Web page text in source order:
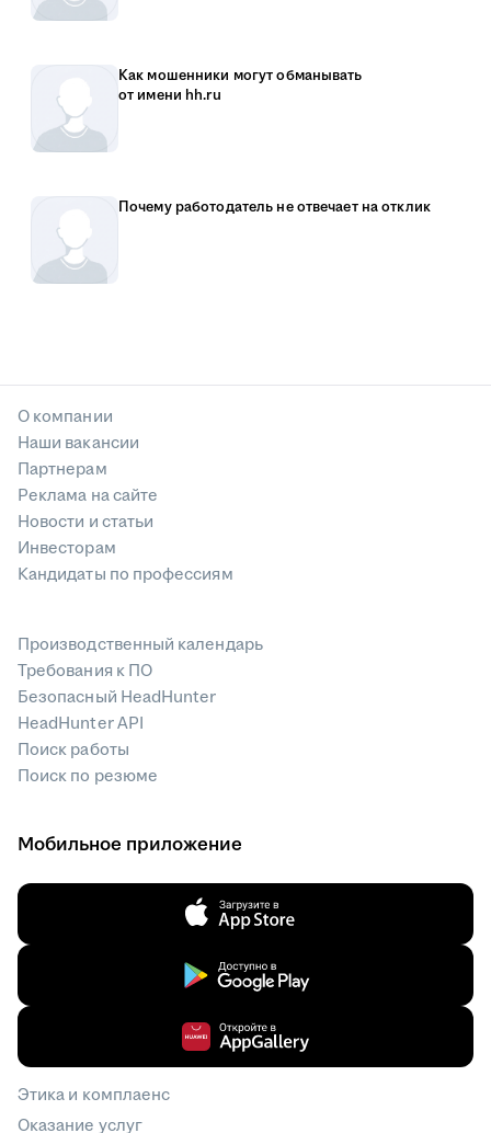
Как мошенники могут обманывать
от имени hh.ru
Почему работодатель не отвечает на отклик
О компании
Наши вакансии
Партнерам
Реклама на сайте
Новости и статьи
Инвесторам
Кандидаты по профессиям
Производственный календарь
Требования к ПО
Безопасный HeadHunter
HeadHunter API
Поиск работы
Поиск по резюме
Мобильное приложение
Этика и комплаенс
Оказание услуг